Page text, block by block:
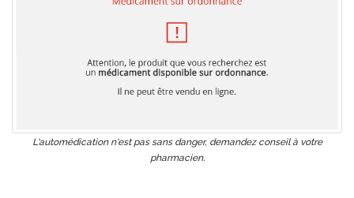
L'automédication n'est pas sans danger, demandez conseil à votre
pharmacien.